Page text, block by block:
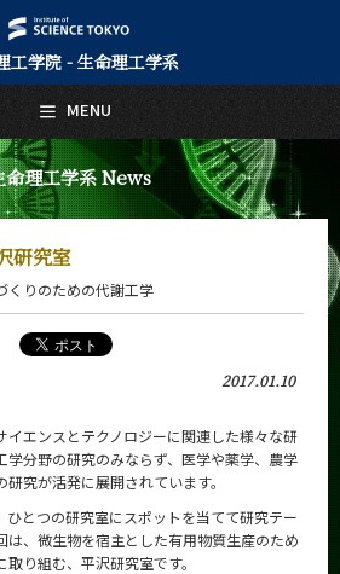
工学院 - 生命理工学系
命理工学系 News
研究室
くりのための代謝工学
2017.01.10
イエンスとテクノロジーに関連した様々な研
学分野の研究のみならず、医学や薬学、農学
究が活発に展開されています。
ひとつの研究室にスポットを当てて研究テー
は、微生物を宿主とした有用物質生産のため
り組む、平沢研究室です。
MENU
English